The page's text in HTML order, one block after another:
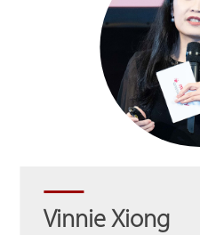
Vinnie Xiong